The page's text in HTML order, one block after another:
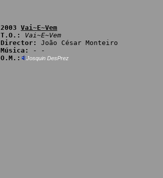
2003 Vai~E~Vem
T.O.:
Vai~E~Vem
Director:
João César Monteiro
Música:
- -
O.M.:
Josquin DesPrez